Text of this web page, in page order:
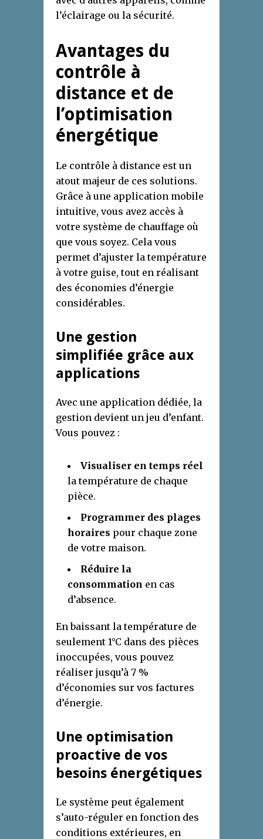
l’éclairage ou la sécurité.
Avantages du
contrôle à
distance et de
l’optimisation
énergétique
Le contrôle à distance est un
atout majeur de ces solutions.
Grâce à une application mobile
intuitive, vous avez accès à
votre système de chauffage où
que vous soyez. Cela vous
permet d’ajuster la température
à votre guise, tout en réalisant
des économies d’énergie
considérables.
Une gestion
simplifiée grâce aux
applications
Avec une application dédiée, la
gestion devient un jeu d’enfant.
Vous pouvez :
Visualiser en temps réel
la température de chaque
pièce.
Programmer des plages
horaires pour chaque zone
de votre maison.
Réduire la
consommation en cas
d’absence.
En baissant la température de
seulement 1°C dans des pièces
inoccupées, vous pouvez
réaliser jusqu’à 7 %
d’économies sur vos factures
d’énergie.
Une optimisation
proactive de vos
besoins énergétiques
Le système peut également
s’auto-réguler en fonction des
conditions extérieures, en